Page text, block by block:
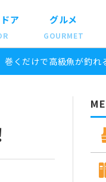
ア グルメ
GOURMET
くだけで高級魚が釣れ